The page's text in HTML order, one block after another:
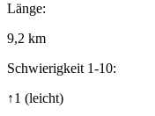
Länge:
9,2 km
Schwierigkeit 1-10:
↑1 (leicht)